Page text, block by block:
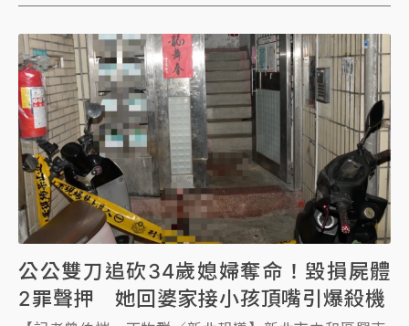
者一人身兼兩份工作獨撐養家，卻長期遭公公期經濟壓
榨與言語暴力，「一家人都知道兒子已經在台中外遇但
還是縱容，全家都是惡魔」，甚至公公昨還在孩子面前
行兇，閨密希望司法嚴懲加害者，還死者與孩子一個公
道。
公公雙刀追砍34歲媳婦奪命！毀損屍體
2罪聲押 她回婆家接小孩頂嘴引爆殺機